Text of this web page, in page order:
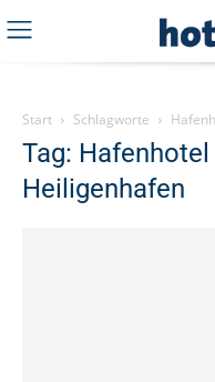
Start Schlagworte
Tag:
Heiligenhafen